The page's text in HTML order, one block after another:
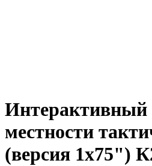
Интерактивный
местности
(версия 1х75")